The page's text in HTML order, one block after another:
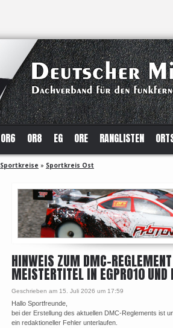
OR6 OR8 EG ORE RANGLISTEN
Sportkreise » Sportkreis Ost
HINWEIS ZUM DMC-REGLEMENT
MEISTERTITEL IN EGPRO10 UND
Geschrieben am 15. Juli 2026 um 17:59
Hallo Sportfreunde,
bei der Erstellung des aktuellen DMC-Reglements ist
ein redaktioneller Fehler unterlaufen.